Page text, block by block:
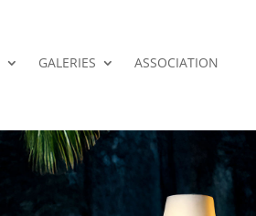
GALERIES ASSOCIATION